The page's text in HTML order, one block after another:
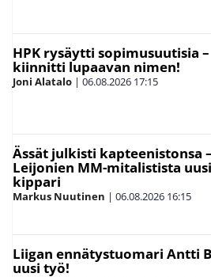
HPK rysäytti sopimusuutisia –
kiinnitti lupaavan nimen!
Joni Alatalo | 06.08.2026 17:15
Ässät julkisti kapteenistonsa –
Leijonien MM-mitalistista uusi
kippari
Markus Nuutinen | 06.08.2026 16:15
Liigan ennätystuomari Antti
uusi työ!